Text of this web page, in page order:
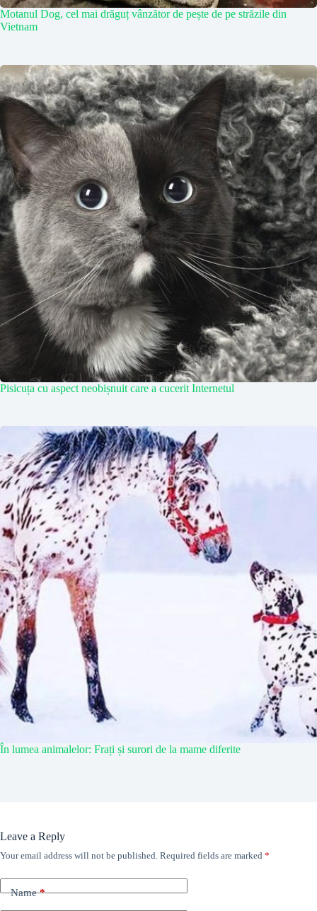
Motanul Dog, cel mai drăguț vânzător de pește de pe străzile din
Vietnam
Pisicuța cu aspect neobișnuit care a cucerit Internetul
În lumea animalelor: Frați și surori de la mame diferite
Leave a Reply
Your email address will not be published. Required fields are marked *
Name*